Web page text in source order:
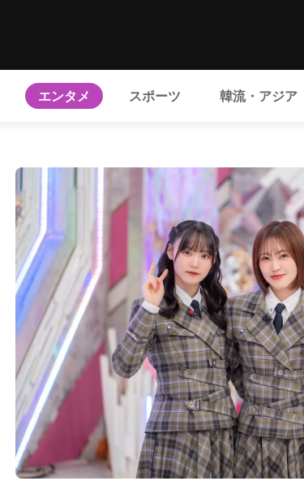
エンタメ スポーツ 韓流・アジア